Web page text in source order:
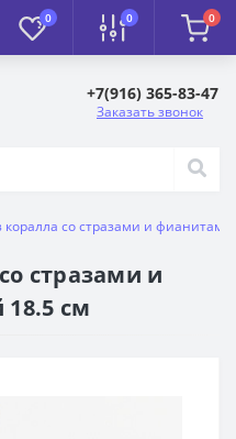
0 0 0
+7(916) 365-83-47
Заказать звонок
коралла со стразами и
стразами и
см